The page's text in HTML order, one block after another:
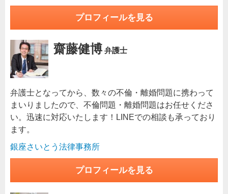
プロフィールを見る
齋藤健博 弁護士
弁護士となってから、数々の不倫・離婚問題に携わって
まいりましたので、不倫問題・離婚問題はお任せくださ
い。迅速に対応いたします！LINEでの相談も承っており
ます。
銀座さいとう法律事務所
プロフィールを見る